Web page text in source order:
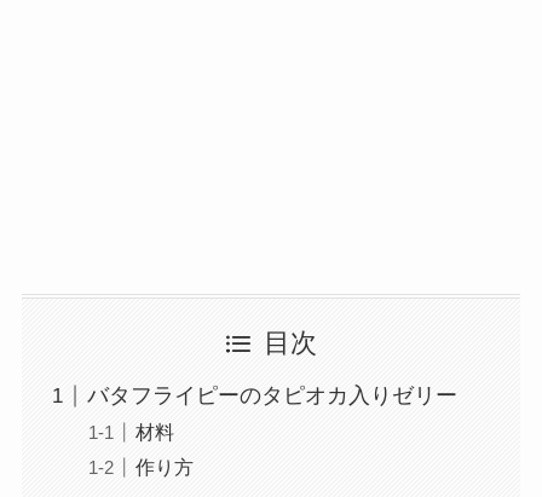
目次
バタフライピーのタピオカ入りゼリー
材料
作り方